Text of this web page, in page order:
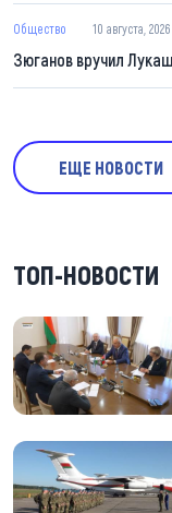
Общество 10 августа, 2026
Зюганов вручил
ЕЩЕ НОВОСТИ
ТОП-НОВОСТИ